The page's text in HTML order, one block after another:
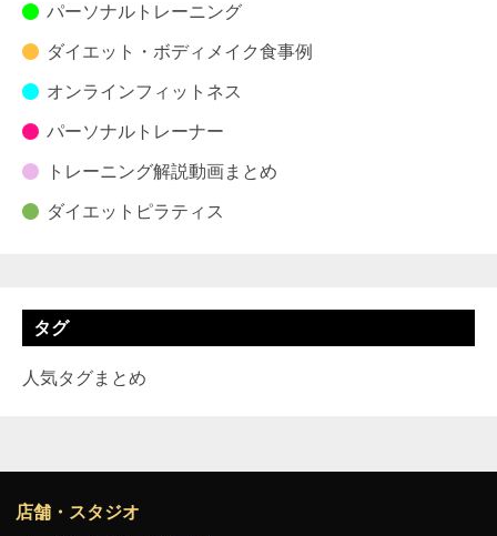
パーソナルトレーニング
ダイエット・ボディメイク食事例
オンラインフィットネス
パーソナルトレーナー
トレーニング解説動画まとめ
ダイエットピラティス
タグ
人気タグまとめ
店舗・スタジオ